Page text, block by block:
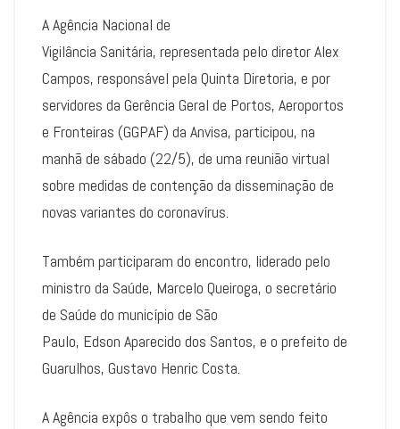
A Agência Nacional de
Vigilância Sanitária, representada pelo diretor Alex
Campos, responsável pela Quinta Diretoria, e por
servidores da Gerência Geral de Portos, Aeroportos
e Fronteiras (GGPAF) da Anvisa, participou, na
manhã de sábado (22/5), de uma reunião virtual
sobre medidas de contenção da disseminação de
novas variantes do coronavírus.
Também participaram do encontro, liderado pelo
ministro da Saúde, Marcelo Queiroga, o secretário
de Saúde do município de São
Paulo, Edson Aparecido dos Santos, e o prefeito de
Guarulhos, Gustavo Henric Costa.
A Agência expôs o trabalho que vem sendo feito